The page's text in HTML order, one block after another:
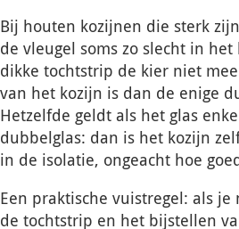
Bij houten kozijnen die sterk
de vleugel soms zo slecht in
dikke tochtstrip de kier niet
van het kozijn is dan de enige
Hetzelfde geldt als het glas
dubbelglas: dan is het kozijn
in de isolatie, ongeacht hoe
Een praktische vuistregel: als
de tochtstrip en het bijstellen